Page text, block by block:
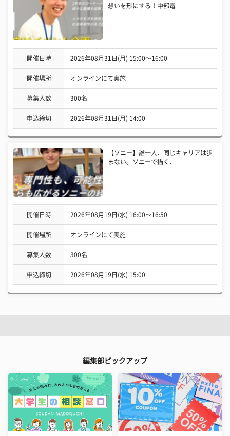
想いを形にする！中部電
開催日時 2026年08月31日(月) 15:00〜16:00
開催場所 オンラインにて実施
募集人数 300名
申込締切 2026年08月31日(月) 14:00
【ソニー】誰一人、同じキャリアは歩
まない。ソニーで描く、
開催日時 2026年08月19日(水) 16:00〜16:50
開催場所 オンラインにて実施
募集人数 300名
申込締切 2026年08月19日(水) 15:00
編集部ピックアップ